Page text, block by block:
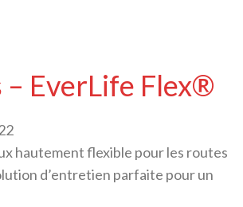
– EverLife Flex®
hautement flexible pour les routes
d’entretien parfaite pour un